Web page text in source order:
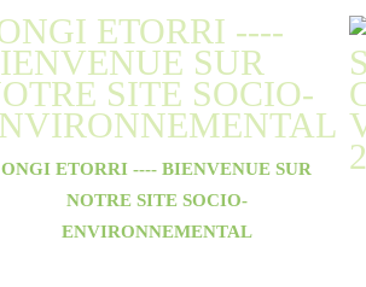
ONGI ETORRI ---- BIENVENUE SUR
NOTRE SITE SOCIO-
ENVIRONNEMENTAL